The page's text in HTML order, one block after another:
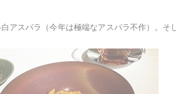
アスパラ（今年は極端なアスパラ不作）。そ